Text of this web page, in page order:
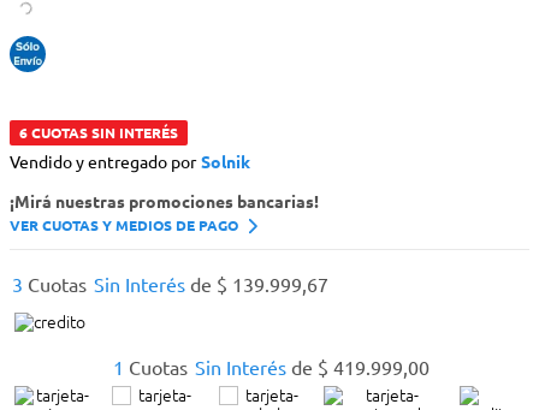
6 CUOTAS SIN INTERÉS
Vendido y entregado por Solnik
¡Mirá nuestras promociones bancarias!
VER CUOTAS Y MEDIOS DE PAGO
1 Cuotas Sin Interésde $ 419.999,00
3 Cuotas Sin Interés de $ 139.999,67